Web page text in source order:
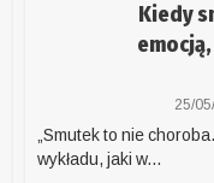
Kiedy
25/
„Smutek to nie
wykładu, jaki w...